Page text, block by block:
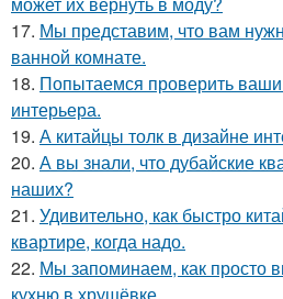
17. Мы представим, что вам
ванной комнате.
18. Попытаемся проверить
интерьера.
19. А китайцы толк в дизайне
20. А вы знали, что дубайские
наших?
21. Удивительно, как быстро
квартире, когда надо.
22. Мы запоминаем, как просто